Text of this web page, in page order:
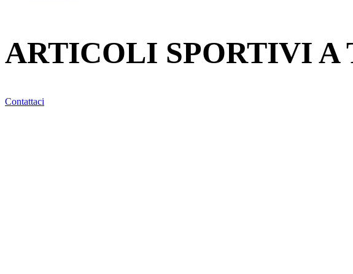
ARTICOLI SPORTIVI A
Contattaci